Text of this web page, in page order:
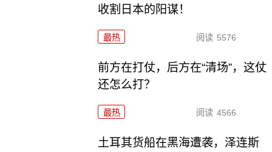
收割日本的阳谋！
最热 阅读 5576
前方在打仗，后方在“清场”，这仗
还怎么打？
最热 阅读 4566
土耳其货船在黑海遭袭，泽连斯